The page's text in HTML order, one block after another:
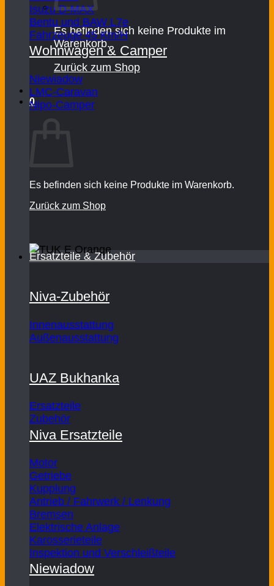
Es befinden sich keine Produkte im
Warenkorb.
Zurück zum Shop
0
Warenkorb
Es befinden sich keine Produkte im Warenkorb.
Zurück zum Shop
Isuzu D-MAX
Bentu und BAW L7e
Fahrzeuge 45 Km/H
Wohnwagen & Camper
Niewiadow
LMC-Caravan
Nipo-Camper
Ersatzteile & Zubehör
Niva-Zubehör
Innenausstattung
Außenausstattung
UAZ Bukhanka
Ersatzteile
Zubehör
Niva Ersatzteile
Motor
Getriebe
Kupplung
Antrieb / Fahrwerk / Lenkung
Bremsen
Elektrische Anlage
Karosserieteile
Inspektion und Verschleißteile
Niewiadow